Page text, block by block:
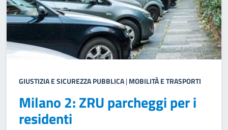
GIUSTIZIA E SICUREZZA PUBBLICA|MOBILITÀ E TRASPORTI
Milano 2: ZRU parcheggi per i
residenti